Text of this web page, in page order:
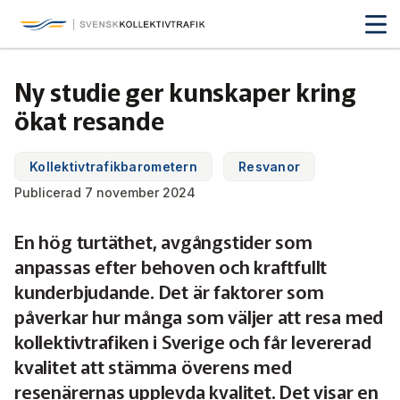
Hoppa
Tillsammans blir vi smartare
Medlemmar
Biljettkontroll­
Bussdepå­
Chefer
Partner­samverkan
Skolskjutsen.se
Studentkonceptet
Associerade medlemmar
Bli associerad medlem
Medlemszon
Fakta & statistik
Fakta om kollektivtrafiken
Biljettpriser
Järnväg
Miljö och klimat
Samhällsnytta
Utbildning & Karriär
Förarcertifieringar
Webbinarier
Våra utbildningar
Yrke och skola
Aktuellt & debatt
Så här tycker vi
Nyheter
Debattartiklar
Om oss
121 års erfarenhet
Organisation
Kalender Press In English Sök
Ny studie ger kunskaper kring
ökat resande
Kollektivtrafikbarometern
Resvanor
Publicerad 7 november 2024
En hög turtäthet, avgångstider som
anpassas efter behoven och kraftfullt
kunderbjudande. Det är faktorer som
påverkar hur många som väljer att resa med
kollektivtrafiken i Sverige och får levererad
kvalitet att stämma överens med
resenärernas upplevda kvalitet. Det visar en